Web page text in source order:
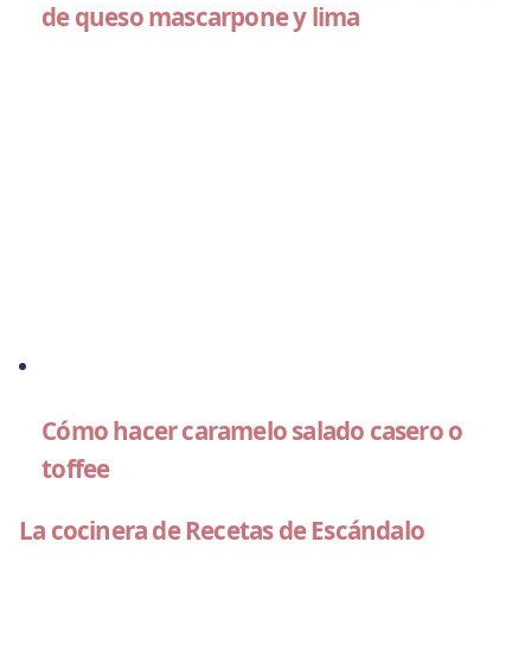
de queso mascarpone y lima
Cómo hacer caramelo salado casero o
toffee
La cocinera de Recetas de Escándalo